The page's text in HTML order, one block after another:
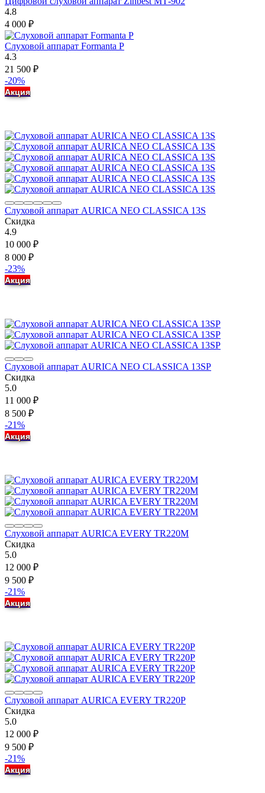
4.8
4 000 ₽
Слуховой аппарат Formanta P
4.3
21 500 ₽
-20%
Акция
Слуховой аппарат AURICA NEO CLASSICA 13S
Скидка
4.9
10 000 ₽
8 000 ₽
-23%
Акция
Слуховой аппарат AURICA NEO CLASSICA 13SP
Скидка
5.0
11 000 ₽
8 500 ₽
-21%
Акция
Слуховой аппарат AURICA EVERY TR220M
Скидка
5.0
12 000 ₽
9 500 ₽
-21%
Акция
Слуховой аппарат AURICA EVERY TR220P
Скидка
5.0
12 000 ₽
9 500 ₽
-21%
Акция